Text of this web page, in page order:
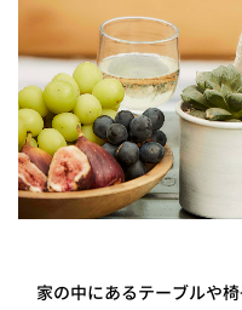
家の中にあるテーブルや